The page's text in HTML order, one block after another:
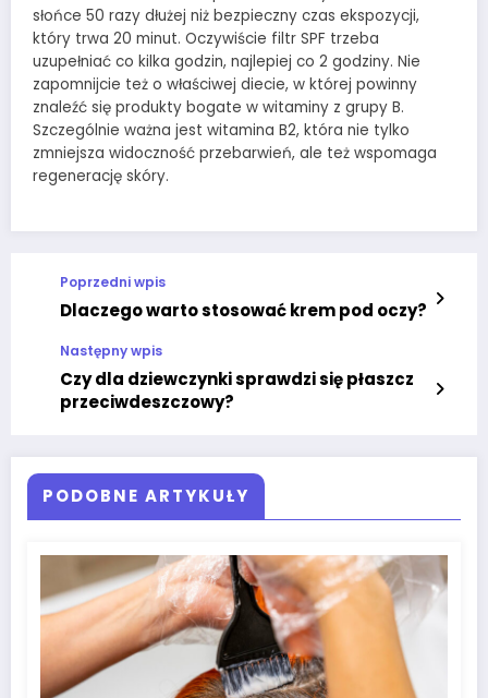
słońce 50 razy dłużej niż bezpieczny czas ekspozycji,
który trwa 20 minut. Oczywiście filtr SPF trzeba
uzupełniać co kilka godzin, najlepiej co 2 godziny. Nie
zapomnijcie też o właściwej diecie, w której powinny
znaleźć się produkty bogate w witaminy z grupy B.
Szczególnie ważna jest witamina B2, która nie tylko
zmniejsza widoczność przebarwień, ale też wspomaga
regenerację skóry.
Poprzedni wpis
Dlaczego warto stosować krem pod oczy?
Następny wpis
Czy dla dziewczynki sprawdzi się płaszcz
przeciwdeszczowy?
PODOBNE ARTYKUŁY